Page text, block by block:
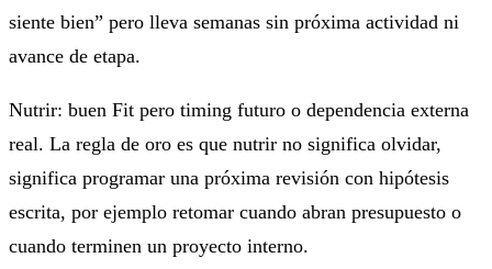
siente bien” pero lleva semanas sin próxima actividad ni
avance de etapa.
Nutrir: buen Fit pero timing futuro o dependencia externa
real. La regla de oro es que nutrir no significa olvidar,
significa programar una próxima revisión con hipótesis
escrita, por ejemplo retomar cuando abran presupuesto o
cuando terminen un proyecto interno.